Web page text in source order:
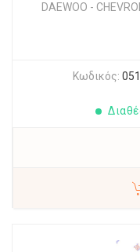
DAEWOO -
Κωδικός: